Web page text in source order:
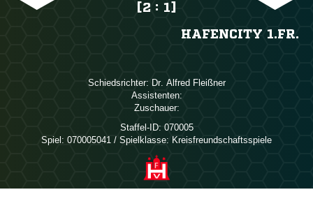
[2 : 1]
HAFENCITY 1.FR.
Schiedsrichter:   
Assistenten:
Zuschauer:
Staffel-ID: 070005
Spiel: 070005041 / Spielklasse: Kreisfreundschaftsspiele